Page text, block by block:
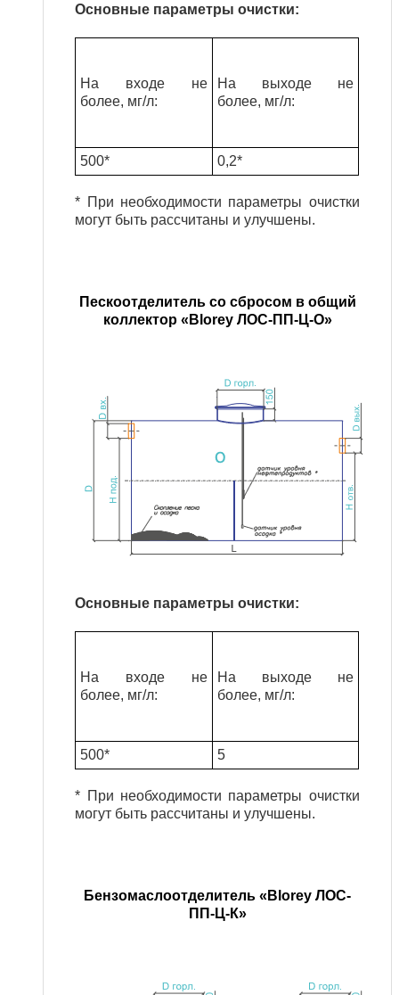
Основные параметры очистки:
На входе не
более, мг/л:
На выходе не
более, мг/л:
500* 0,2*
* При необходимости параметры очистки
могут быть рассчитаны и улучшены.
Пескоотделитель со сбросом в общий
коллектор «Blorey ЛОС-ПП-Ц-О»
Основные параметры очистки:
На входе не
более, мг/л:
На выходе не
более, мг/л:
500* 5
* При необходимости параметры очистки
могут быть рассчитаны и улучшены.
Бензомаслоотделитель «Blorey ЛОС-
ПП-Ц-К»